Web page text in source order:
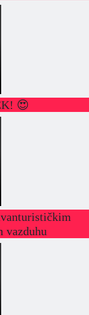
😍
vazduhu